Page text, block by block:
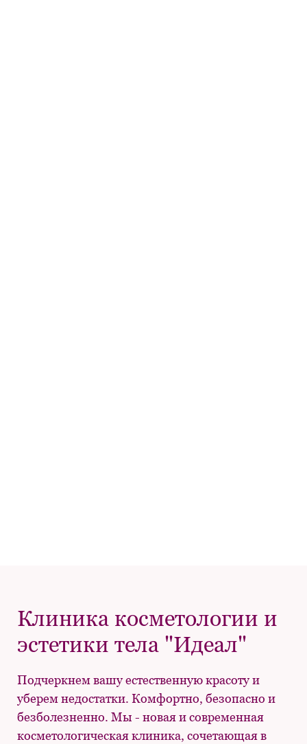
Клиника косметологии и
эстетики тела "Идеал"
Подчеркнем вашу естественную красоту и
уберем недостатки. Комфортно, безопасно и
безболезненно. Мы - новая и современная
косметологическая клиника, сочетающая в